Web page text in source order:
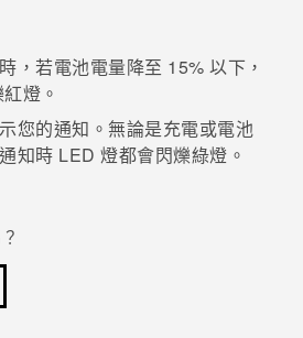
，若電池電量降至 15% 以下，
燈。
您的通知。無論是充電或電池
知時 LED 燈都會閃爍綠燈。